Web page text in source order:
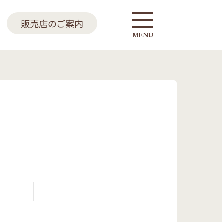
販売店のご案内
MENU